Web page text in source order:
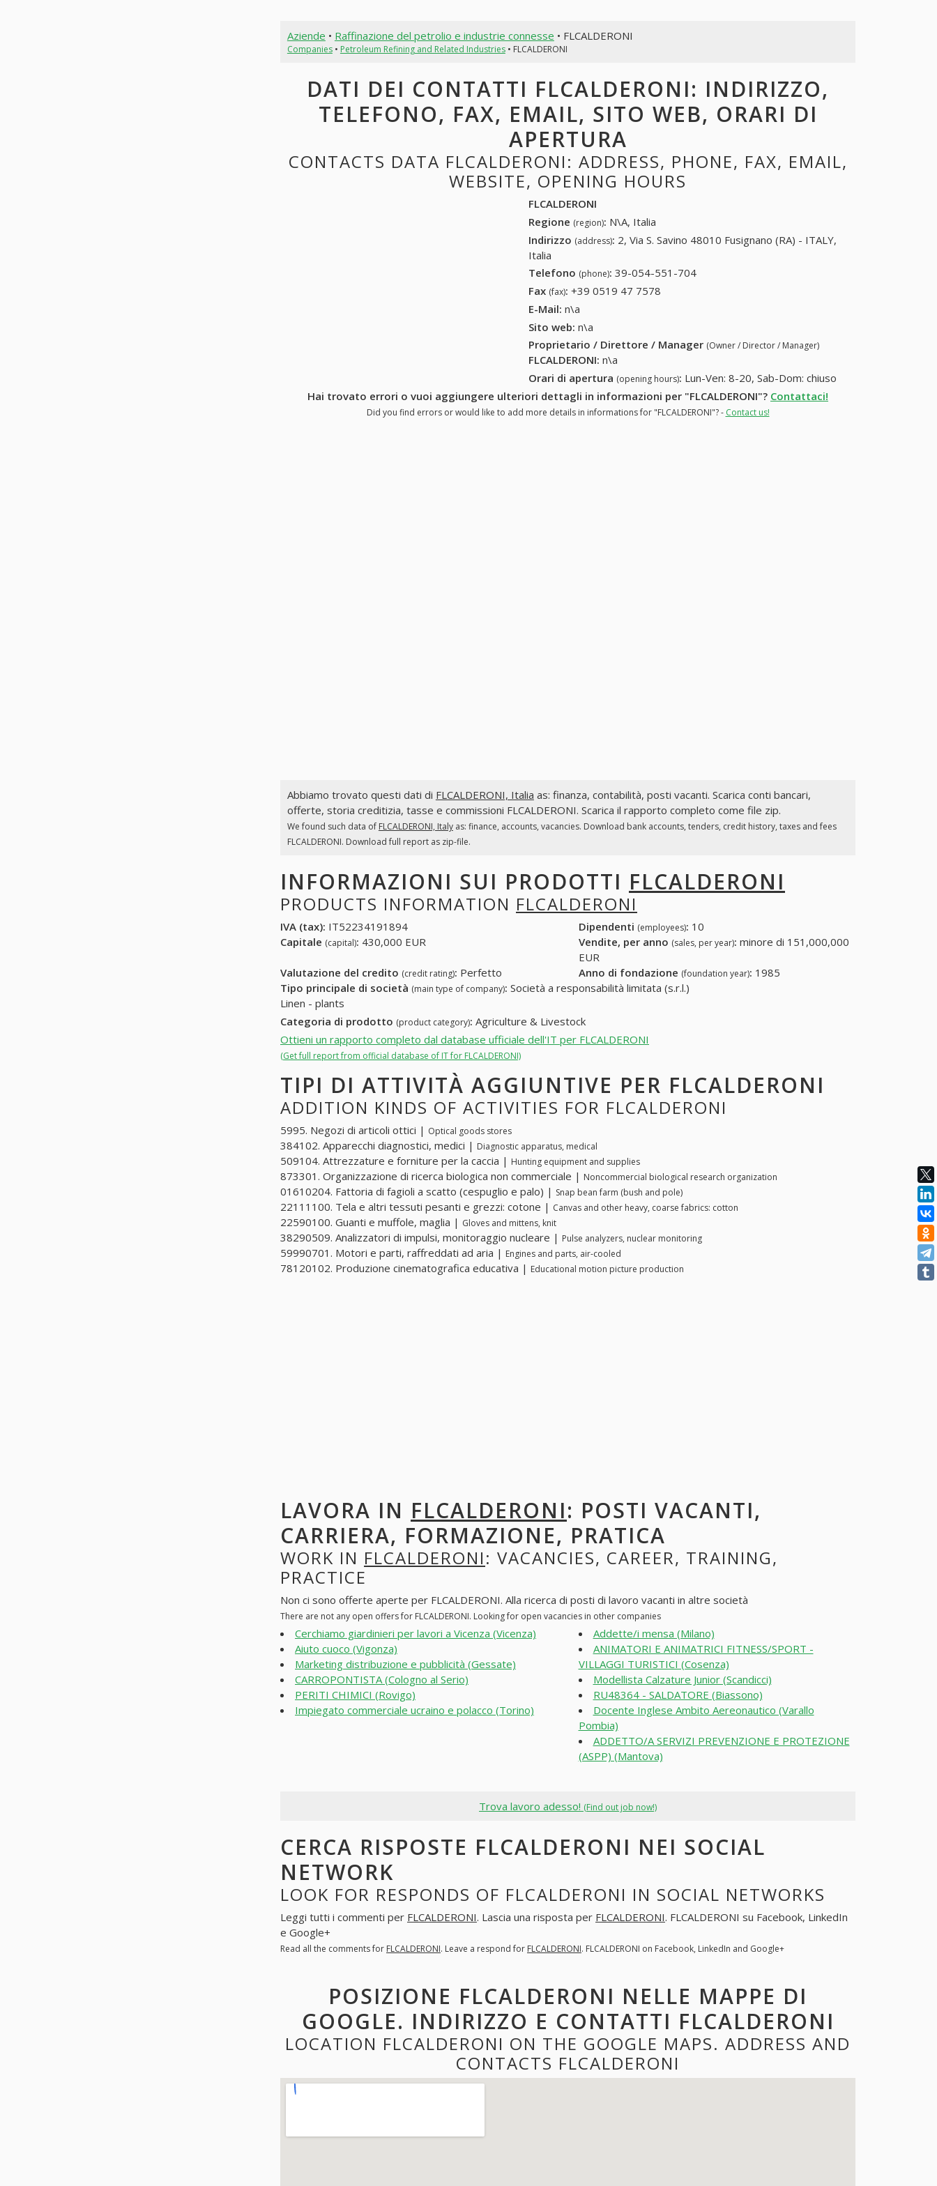
Aziende • Raffinazione del petrolio e industrie connesse • FLCALDERONI
Companies• Petroleum Refining and Related Industries• FLCALDERONI
DATI DEI CONTATTI FLCALDERONI: INDIRIZZO,
TELEFONO, FAX, EMAIL, SITO WEB, ORARI DI
APERTURA
CONTACTS DATA FLCALDERONI: ADDRESS, PHONE, FAX, EMAIL,
WEBSITE, OPENING HOURS
FLCALDERONI
Regione (region): N\A, Italia
Indirizzo (address): 2, Via S. Savino 48010 Fusignano (RA) - ITALY,
Italia
Telefono (phone): 39-054-551-704
Fax (fax): +39 0519 47 7578
E-Mail: n\a
Sito web: n\a
Proprietario / Direttore / Manager (Owner / Director / Manager)
FLCALDERONI: n\a
Orari di apertura (opening hours): Lun-Ven: 8-20, Sab-Dom: chiuso
Hai trovato errori o vuoi aggiungere ulteriori dettagli in informazioni per "FLCALDERONI"? Contattaci!
Did you find errors or would like to add more details in informations for "FLCALDERONI"? - Contact us!
Abbiamo trovato questi dati di FLCALDERONI, Italia as: finanza, contabilità, posti vacanti. Scarica conti bancari,
offerte, storia creditizia, tasse e commissioni FLCALDERONI. Scarica il rapporto completo come file zip.
We found such data of FLCALDERONI, Italyas: finance, accounts, vacancies. Download bank accounts, tenders, credit history, taxes and fees
FLCALDERONI. Download full report as zip-file.
INFORMAZIONI SUI PRODOTTI FLCALDERONI
PRODUCTS INFORMATION FLCALDERONI
IVA (tax): IT52234191894 Dipendenti (employees): 10
Capitale (capital): 430,000 EUR Vendite, per anno (sales, per year): minore di 151,000,000
EUR
Valutazione del credito (credit rating): Perfetto Anno di fondazione (foundation year): 1985
Tipo principale di società (main type of company): Società a responsabilità limitata (s.r.l.)
Linen - plants
Categoria di prodotto (product category): Agriculture & Livestock
Ottieni un rapporto completo dal database ufficiale dell'IT per FLCALDERONI
(Get full report from official database of IT for FLCALDERONI)
TIPI DI ATTIVITÀ AGGIUNTIVE PER FLCALDERONI
ADDITION KINDS OF ACTIVITIES FOR FLCALDERONI
5995. Negozi di articoli ottici | Optical goods stores
384102. Apparecchi diagnostici, medici | Diagnostic apparatus, medical
509104. Attrezzature e forniture per la caccia | Hunting equipment and supplies
873301. Organizzazione di ricerca biologica non commerciale | Noncommercial biological research organization
01610204. Fattoria di fagioli a scatto (cespuglio e palo) | Snap bean farm (bush and pole)
22111100. Tela e altri tessuti pesanti e grezzi: cotone | Canvas and other heavy, coarse fabrics: cotton
22590100. Guanti e muffole, maglia | Gloves and mittens, knit
38290509. Analizzatori di impulsi, monitoraggio nucleare | Pulse analyzers, nuclear monitoring
59990701. Motori e parti, raffreddati ad aria | Engines and parts, air-cooled
78120102. Produzione cinematografica educativa | Educational motion picture production
LAVORA IN FLCALDERONI: POSTI VACANTI,
CARRIERA, FORMAZIONE, PRATICA
WORK IN FLCALDERONI: VACANCIES, CAREER, TRAINING,
PRACTICE
Non ci sono offerte aperte per FLCALDERONI. Alla ricerca di posti di lavoro vacanti in altre società
There are not any open offers for FLCALDERONI. Looking for open vacancies in other companies
Cerchiamo giardinieri per lavori a Vicenza (Vicenza)
Aiuto cuoco (Vigonza)
Marketing distribuzione e pubblicità (Gessate)
CARROPONTISTA (Cologno al Serio)
PERITI CHIMICI (Rovigo)
Impiegato commerciale ucraino e polacco (Torino)
Addette/i mensa (Milano)
ANIMATORI E ANIMATRICI FITNESS/SPORT -
VILLAGGI TURISTICI (Cosenza)
Modellista Calzature Junior (Scandicci)
RU48364 - SALDATORE (Biassono)
Docente Inglese Ambito Aereonautico (Varallo
Pombia)
ADDETTO/A SERVIZI PREVENZIONE E PROTEZIONE
(ASPP) (Mantova)
Trova lavoro adesso! (Find out job now!)
CERCA RISPOSTE FLCALDERONI NEI SOCIAL
NETWORK
LOOK FOR RESPONDS OF FLCALDERONI IN SOCIAL NETWORKS
Leggi tutti i commenti per FLCALDERONI. Lascia una risposta per FLCALDERONI. FLCALDERONI su Facebook, LinkedIn
e Google+
Read all the comments for FLCALDERONI. Leave a respond for FLCALDERONI. FLCALDERONI on Facebook, LinkedIn and Google+
POSIZIONE FLCALDERONI NELLE MAPPE DI
GOOGLE. INDIRIZZO E CONTATTI FLCALDERONI
LOCATION FLCALDERONI ON THE GOOGLE MAPS. ADDRESS AND
CONTACTS FLCALDERONI